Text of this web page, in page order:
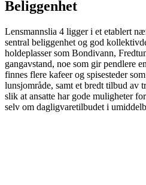
Beliggenhet
Lensmannslia 4 ligger i et etablert
sentral beliggenhet og god
holdeplasser som Bondivann,
gangavstand, noe som gir pendlere
finnes flere kafeer og spisesteder
lunsjområde, samt et bredt tilbud av
slik at ansatte har gode muligheter
selv om dagligvaretilbudet i